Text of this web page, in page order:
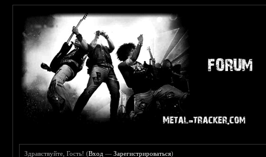
Здравствуйте, Гость! (Вход —Зарегистрироваться)